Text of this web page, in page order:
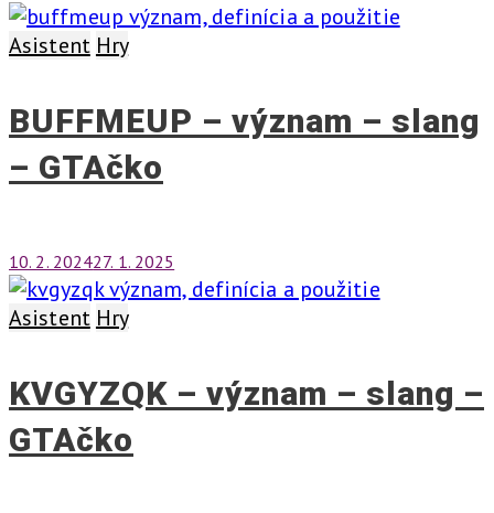
Asistent Hry
BUFFMEUP – význam – slang
– GTAčko
10. 2. 202427. 1. 2025
Asistent Hry
KVGYZQK – význam – slang –
GTAčko